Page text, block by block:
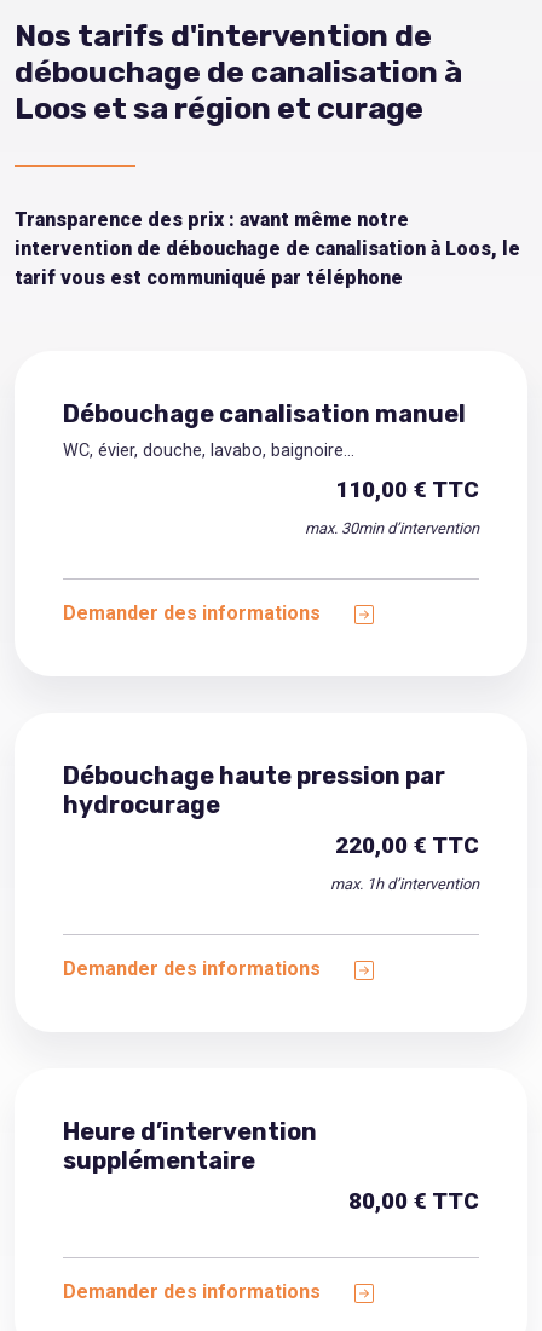
Nos tarifs d'intervention de
débouchage de canalisation à
Loos et sa région et curage
Transparence des prix : avant même notre
intervention de débouchage de canalisation à Loos, le
tarif vous est communiqué par téléphone
Débouchage canalisation manuel
WC, évier, douche, lavabo, baignoire...
110,00 € TTC
max. 30min d’intervention
Demander des informations
Débouchage haute pression par
hydrocurage
220,00 € TTC
max. 1h d’intervention
Demander des informations
Heure d’intervention
supplémentaire
80,00 € TTC
Demander des informations